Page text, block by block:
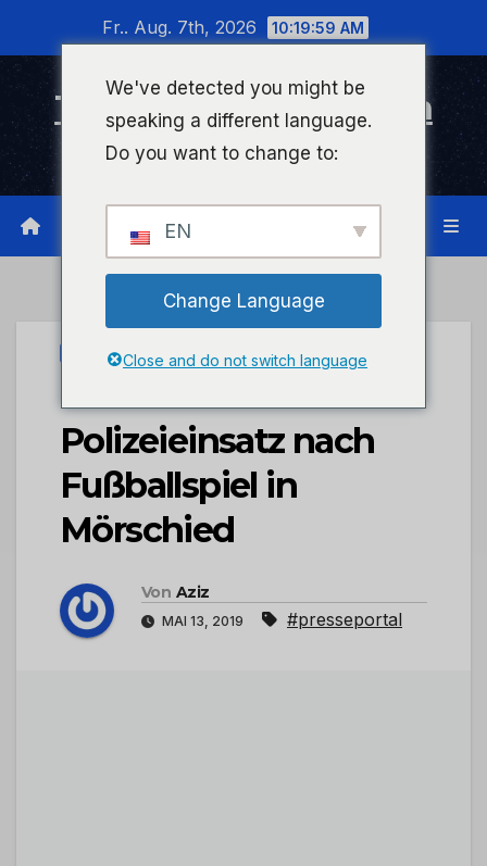
wechseln
Fr.. Aug. 7th, 2026 10:20:00 AM
Timeline Bad Kreuznach
Infonetzwerk für Bad Kreuznach
PRESSEPORTAL
POL-PDTR:
Polizeieinsatz nach
Fußballspiel in
Mörschied
Von Aziz
MAI 13, 2019 #presseportal
We've detected you might be
speaking a different language.
Do you want to change to:
EN
Change Language
Close and do not switch language